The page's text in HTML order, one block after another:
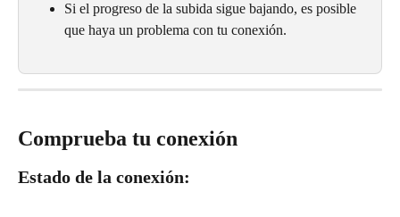
Si el progreso de la subida sigue bajando, es posible
que haya un problema con tu conexión.
Comprueba tu conexión
Estado de la conexión: